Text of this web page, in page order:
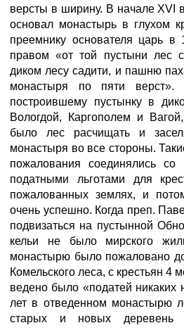
версты в ширину. В начале XVI
основал монастырь в глухом
преемнику основателя царь в
правом «от той пустыни лес
диком лесу садити, и пашню
монастыря по пяти верст».
построившему пустынку в
Вологдой, Каргополем и
было лес расчищать и
монастыря во все стороны.
пожалования соединялись
податными льготами для
пожалованных землях, и
очень успешно. Когда преп.
подвизаться на пустынной
кельи не было мирского
монастырю было пожаловано
Комельского леса, с крестьян 4
ведено было «податей никаких
лет в отведенном монастырю
старых и новых деревень